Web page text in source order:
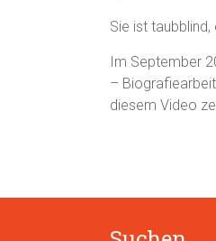
Sie ist
Im September
–
diesem Video